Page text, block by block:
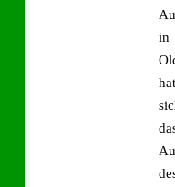
in
hat